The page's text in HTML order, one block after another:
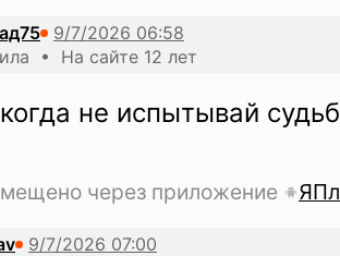
• На сайте 12 лет
не испытывай
через приложение